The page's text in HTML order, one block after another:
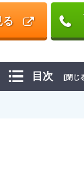
る
目次 [閉じ